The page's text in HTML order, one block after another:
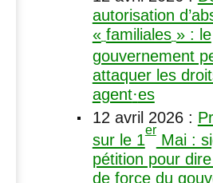
autorisation
« familiales » : le
gouvernement
attaquer les
agent·es
12 avril 2026:
sur le 1
er
Mai :
pétition pour
de force du